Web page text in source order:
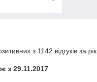
з 1142 відгуків за рік
з 29.11.2017